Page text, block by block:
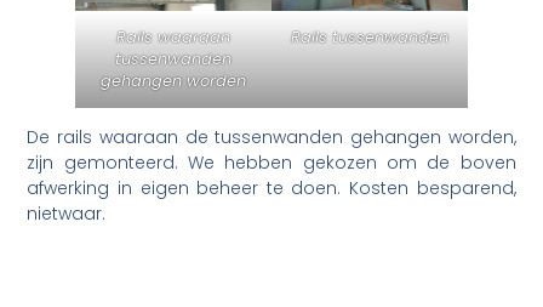
Rails waaraan
tussenwanden
gehangen worden
Rails tussenwanden
De rails waaraan de tussenwanden gehangen worden,
zijn gemonteerd. We hebben gekozen om de boven
afwerking in eigen beheer te doen. Kosten besparend,
nietwaar.